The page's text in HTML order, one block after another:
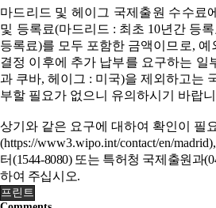
마드리드 및 헤이그 국제출원 수수료
및 등록료(마드리드 : 최초 10년간 등록
등록료)를 모두 포함한 금액이므로, 예
결정 이후에 추가 납부를 요구하는 일
과 쿠바, 헤이그 : 미국)을 제외하고는
부할 필요가 없으니 유의하시기 바랍
상기와 같은 요구에 대하여 확인이 필
(https://www3.wipo.int/contact/en/madrid),
터(1544-8080) 또는 특허청 국제출원과
하여 주십시오.
프린트